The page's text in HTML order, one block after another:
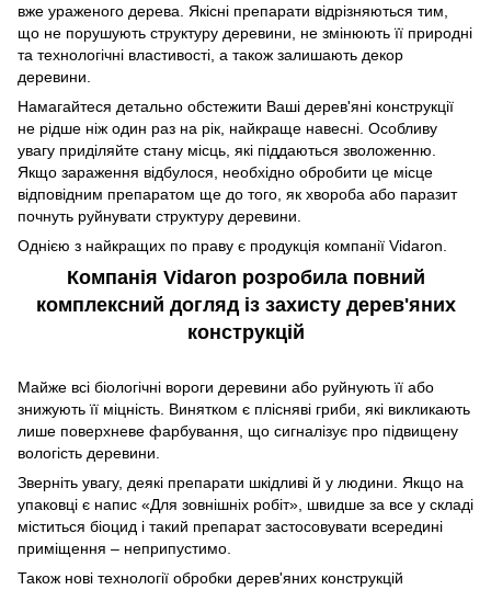
вже ураженого дерева. Якісні препарати відрізняються тим,
що не порушують структуру деревини, не змінюють її природні
та технологічні властивості, а також залишають декор
деревини.
Намагайтеся детально обстежити Ваші дерев'яні конструкції
не рідше ніж один раз на рік, найкраще навесні. Особливу
увагу приділяйте стану місць, які піддаються зволоженню.
Якщо зараження відбулося, необхідно обробити це місце
відповідним препаратом ще до того, як хвороба або паразит
почнуть руйнувати структуру деревини.
Однією з найкращих по праву є продукція компанії Vidaron.
Компанія Vidaron розробила повний
комплексний догляд із захисту дерев'яних
конструкцій
Майже всі біологічні вороги деревини або руйнують її або
знижують її міцність. Винятком є ​​плісняві гриби, які викликають
лише поверхневе фарбування, що сигналізує про підвищену
вологість деревини.
Зверніть увагу, деякі препарати шкідливі й у людини. Якщо на
упаковці є напис «Для зовнішніх робіт», швидше за все у складі
міститься біоцид і такий препарат застосовувати всередині
приміщення – неприпустимо.
Також нові технології обробки дерев'яних конструкцій